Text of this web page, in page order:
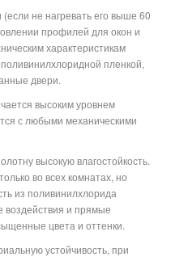
(если не нагревать его выше 60
профилей для окон и
характеристикам
пленкой,
двери.
высоким уровнем
с любыми механическими
высокую влагостойкость.
во всех комнатах, но
из поливинилхлорида
воздействия и прямые
цвета и оттенки.
устойчивость, при